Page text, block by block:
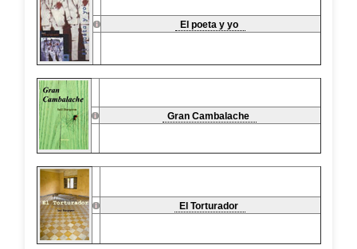
El poeta y yo
Gran Cambalache
El Torturador